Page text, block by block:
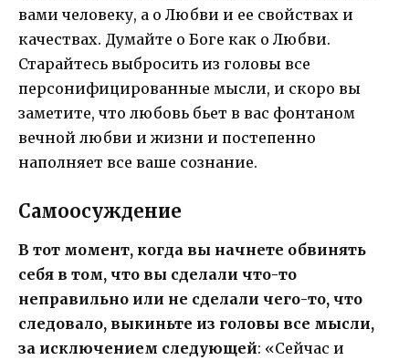
вами человеку, а о Любви и ее свойствах и
качествах. Думайте о Боге как о Любви.
Старайтесь выбросить из головы все
персонифицированные мысли, и скоро вы
заметите, что любовь бьет в вас фонтаном
вечной любви и жизни и постепенно
наполняет все ваше сознание.
Самоосуждение
В тот момент, когда вы начнете обвинять
себя в том, что вы сделали что-то
неправильно или не сделали чего-то, что
следовало, выкиньте из головы все мысли,
за исключением следующей: «Сейчас и